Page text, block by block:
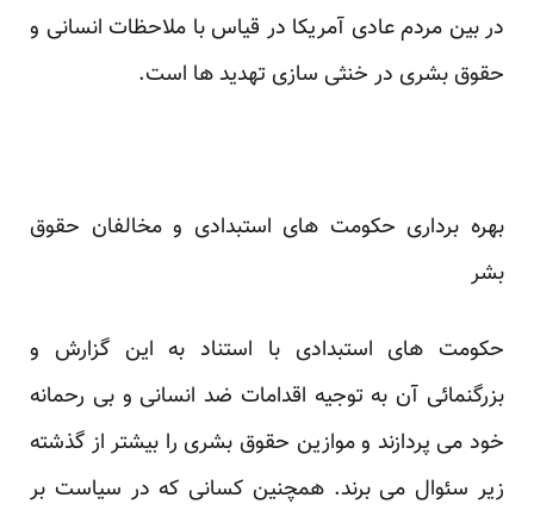
در بین مردم عادی آمریکا در قیاس با ملاحظات انسانی و
حقوق بشری در خنثی سازی تهدید ها است.
بهره برداری حکومت های استبدادی و مخالفان حقوق
بشر
حکومت های استبدادی با استناد به این گزارش و
بزرگنمائی آن به توجیه اقدامات ضد انسانی و بی رحمانه
خود می پردازند و موازین حقوق بشری را بیشتر از گذشته
زیر سئوال می برند. همچنین کسانی که در سیاست بر